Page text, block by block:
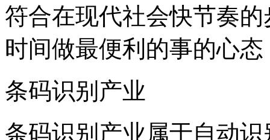
符合在现代社会快节奏
时间做最便利的事的心
条码识别产业
条码识别产业属于自动